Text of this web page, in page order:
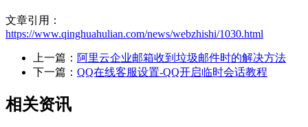
文章引用：
https://www.qinghuahulian.com/news/webzhishi/1030.html
上一篇： 阿里云企业邮箱收到垃圾邮件时的解决方法
下一篇： QQ在线客服设置-QQ开启临时会话教程
相关资讯